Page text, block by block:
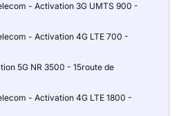
- Activation 3G UMTS 900 -
- Activation 4G LTE 700 -
5G NR 3500 - 15route de
- Activation 4G LTE 1800 -